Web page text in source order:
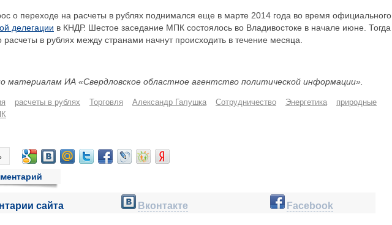
о переходе на расчеты в рублях поднимался еще в марте 2014 года во время официального
делегации в КНДР. Шестое заседание МПК состоялось во Владивостоке в начале июне. Тогда
в рублях между странами начнут происходить в течение месяца.
материалам ИА «Свердловское областное агентство политической информации».
расчеты в рублях Торговля Александр Галушка Сотрудничество Энергетика
природные
сайта Вконтакте Facebook